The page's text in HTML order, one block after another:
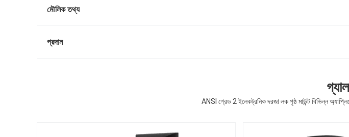
মৌলিক তথ্য
প্রদান
ANSI গ্রেড 2 ইলেকট্রনিক দরজা লক পৃষ্ঠ মাউন্ট বিভিন্ন